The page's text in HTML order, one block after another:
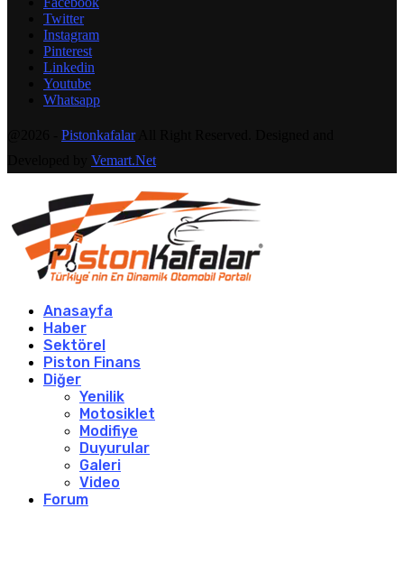
Twitter
Instagram
Pinterest
Linkedin
Youtube
Whatsapp
PistonkafalarAll Right Reserved. Designed and
Vemart.Net
Anasayfa
Haber
Sektörel
Piston Finans
Diğer
Yenilik
Motosiklet
Modifiye
Duyurular
Galeri
Video
Forum